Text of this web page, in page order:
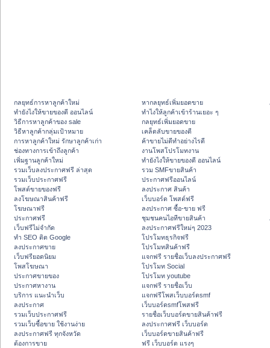
กลยุทธ์การหาลูกค้าใหม่
ทํายังไงให้ขายของดี ออนไลน์
วิธีการหาลูกค้าของ sale
วิธีหาลูกค้ากลุ่มเป้าหมาย
การหาลูกค้าใหม่ รักษาลูกค้าเก่า
ช่องทางการเข้าถึงลูกค้า
เพิ่มฐานลูกค้าใหม่
รวมเว็บลงประกาศฟรี ล่าสุด
รวมเว็บประกาศฟรี
โพสต์ขายของฟรี
ลงโฆษณาสินค้าฟรี
โฆษณาฟรี
ประกาศฟรี
เว็บฟรีไม่จำกัด
ทำ SEO ติด Google
ลงประกาศขาย
เว็บฟรียอดนิยม
โพสโฆษณา
ประกาศขายของ
ประกาศหางาน
บริการ แนะนำเว็บ
ลงประกาศ
รวมเว็บประกาศฟรี
รวมเว็บซื้อขาย ใช้งานง่าย
ลงประกาศฟรี ทุกจังหวัด
ต้องการขาย
หากลยุทธ์เพิ่มยอดขาย
ทําไงให้ลูกค้าเข้าร้านเยอะ ๆ
กลยุทธ์เพิ่มยอดขาย
เคล็ดลับขายของดี
ค้าขายไม่ดีทำอย่างไรดี
งานโพสโปรโมทงาน
ทํายังไงให้ขายของดี ออนไลน์
รวม SMFขายสินค้า
ประกาศฟรีออนไลน์
ลงประกาศ สินค้า
เว็บบอร์ด โพสต์ฟรี
ลงประกาศ ซื้อ-ขาย ฟรี
ชุมชนคนไอทีขายสินค้า
ลงประกาศฟรีใหม่ๆ 2023
โปรโมทธุรกิจฟรี
โปรโมทสินค้าฟรี
แจกฟรี รายชื่อเว็บลงประกาศฟรี
โปรโมท Social
โปรโมท youtube
แจกฟรี รายชื่อเว็บ
แจกฟรีโพสเว็บบอร์ดsmf
เว็บบอร์ดsmfโพสฟรี
รายชื่อเว็บบอร์ดขายสินค้าฟรี
ลงประกาศฟรี เว็บบอร์ด
เว็บบอร์ดขายสินค้าฟรี
ฟรี เว็บบอร์ด แรงๆ